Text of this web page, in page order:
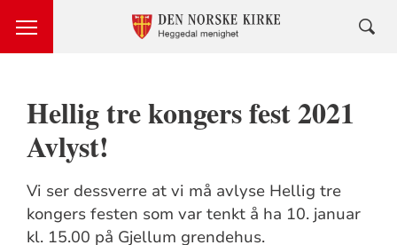
Hellig tre kongers fest 2021
Avlyst!
Vi ser dessverre at vi må avlyse Hellig tre
kongers festen som var tenkt å ha 10. januar
kl. 15.00 på Gjellum grendehus.